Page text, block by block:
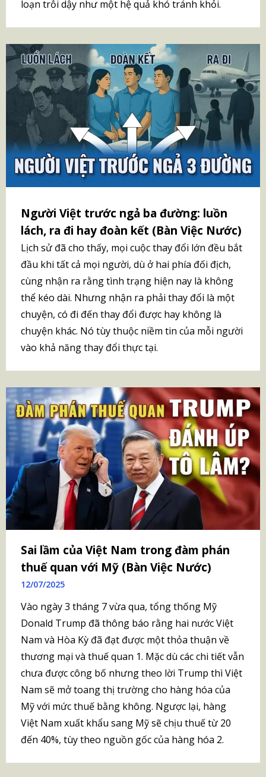
loạn trỗi dậy như một hệ quả khó tránh khỏi.
Người Việt trước ngả ba đường: luồn
lách, ra đi hay đoàn kết (Bàn Việc Nước)
Lịch sử đã cho thấy, mọi cuộc thay đổi lớn đều bắt
đầu khi tất cả mọi người, dù ở hai phía đối địch,
cùng nhận ra rằng tình trạng hiện nay là không
thể kéo dài. Nhưng nhận ra phải thay đổi là một
chuyện, có đi đến thay đổi được hay không là
chuyện khác. Nó tùy thuộc niềm tin của mỗi người
vào khả năng thay đổi thực tại.
Sai lầm của Việt Nam trong đàm phán
thuế quan với Mỹ (Bàn Việc Nước)
12/07/2025
Vào ngày 3 tháng 7 vừa qua, tổng thống Mỹ
Donald Trump đã thông báo rằng hai nước Việt
Nam và Hòa Kỳ đã đạt được một thỏa thuận về
thương mại và thuế quan 1. Mặc dù các chi tiết vẫn
chưa được công bố nhưng theo lời Trump thì Việt
Nam sẽ mở toang thị trường cho hàng hóa của
Mỹ với mức thuế bằng không. Ngược lại, hàng
Việt Nam xuất khẩu sang Mỹ sẽ chịu thuế từ 20
đến 40%, tùy theo nguồn gốc của hàng hóa 2.